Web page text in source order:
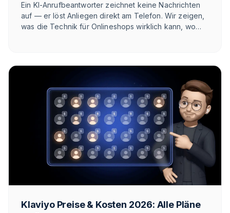
Ein KI-Anrufbeantworter zeichnet keine Nachrichten
auf — er löst Anliegen direkt am Telefon. Wir zeigen,
was die Technik für Onlineshops wirklich kann, wo
Klaviyo Preise & Kosten 2026: Alle Pläne